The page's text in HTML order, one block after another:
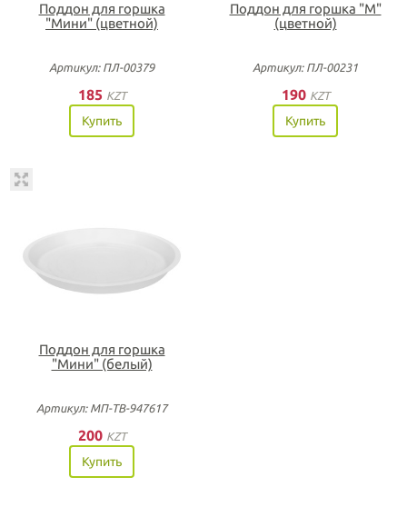
Поддон для горшка
"Мини" (цветной)
Артикул: ПЛ-00379
185 KZT
Купить
Поддон для горшка "М"
(цветной)
Артикул: ПЛ-00231
190 KZT
Купить
Поддон для горшка
"Мини" (белый)
Артикул: МП-ТВ-947617
200 KZT
Купить